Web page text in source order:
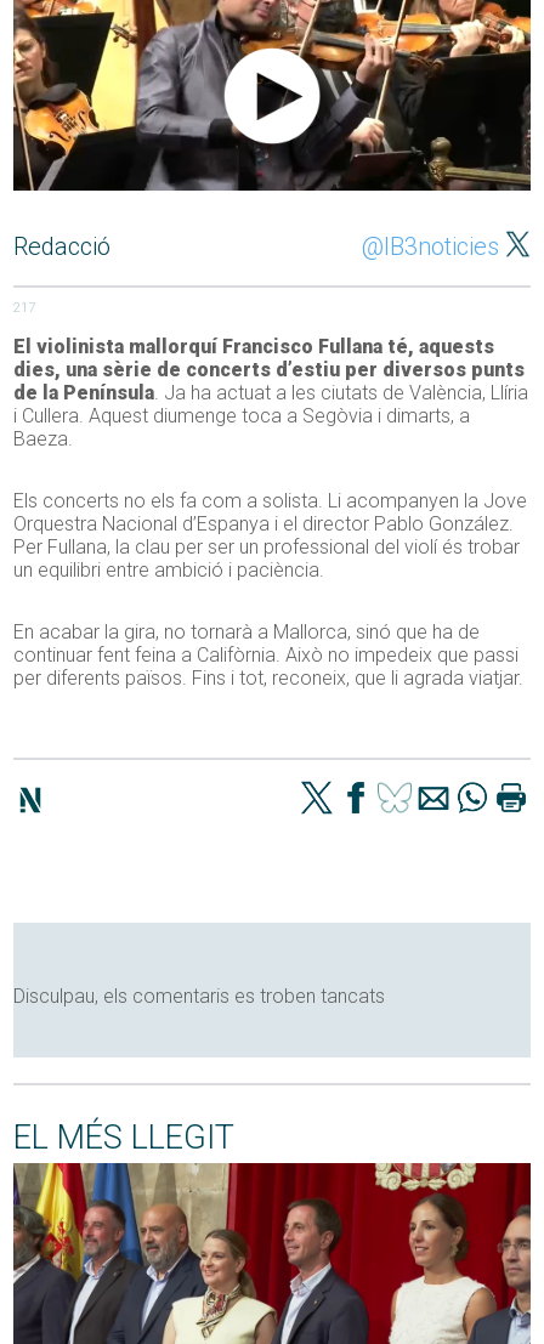
Redacció @IB3noticies
217
El violinista mallorquí Francisco Fullana té, aquests
dies, una sèrie de concerts d’estiu per diversos punts
de la Península. Ja ha actuat a les ciutats de València, Llíria
i Cullera. Aquest diumenge toca a Segòvia i dimarts, a
Baeza.
Els concerts no els fa com a solista. Li acompanyen la Jove
Orquestra Nacional d’Espanya i el director Pablo González.
Per Fullana, la clau per ser un professional del violí és trobar
un equilibri entre ambició i paciència.
En acabar la gira, no tornarà a Mallorca, sinó que ha de
continuar fent feina a Califòrnia. Això no impedeix que passi
per diferents països. Fins i tot, reconeix, que li agrada viatjar.
Disculpau, els comentaris es troben tancats
EL MÉS LLEGIT